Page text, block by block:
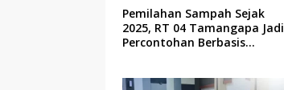
Pemilahan Sampah Sejak
2025, RT 04 Tamangapa Jadi
Percontohan Berbasis